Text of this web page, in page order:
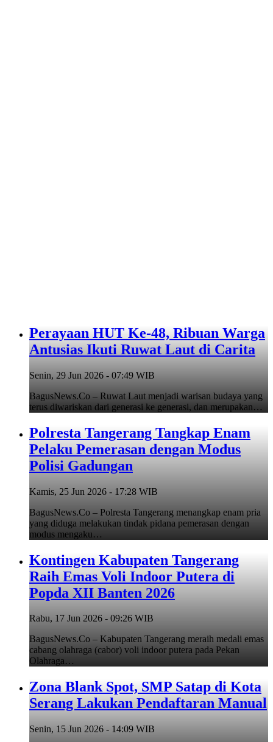
Perayaan HUT Ke-48, Ribuan Warga
Antusias Ikuti Ruwat Laut di Carita
Senin, 29 Jun 2026 - 07:49 WIB
BagusNews.Co – Ruwat Laut menjadi warisan budaya yang
terus diwariskan dari generasi ke generasi, dan merupakan…
Polresta Tangerang Tangkap Enam
Pelaku Pemerasan dengan Modus
Polisi Gadungan
Kamis, 25 Jun 2026 - 17:28 WIB
BagusNews.Co – Polresta Tangerang menangkap enam pria
yang diduga melakukan tindak pidana pemerasan dengan
modus mengaku…
Kontingen Kabupaten Tangerang
Raih Emas Voli Indoor Putera di
Popda XII Banten 2026
Rabu, 17 Jun 2026 - 09:26 WIB
BagusNews.Co – Kabupaten Tangerang meraih medali emas
cabang olahraga (cabor) voli indoor putera pada Pekan
Olahraga…
Zona Blank Spot, SMP Satap di Kota
Serang Lakukan Pendaftaran Manual
Senin, 15 Jun 2026 - 14:09 WIB